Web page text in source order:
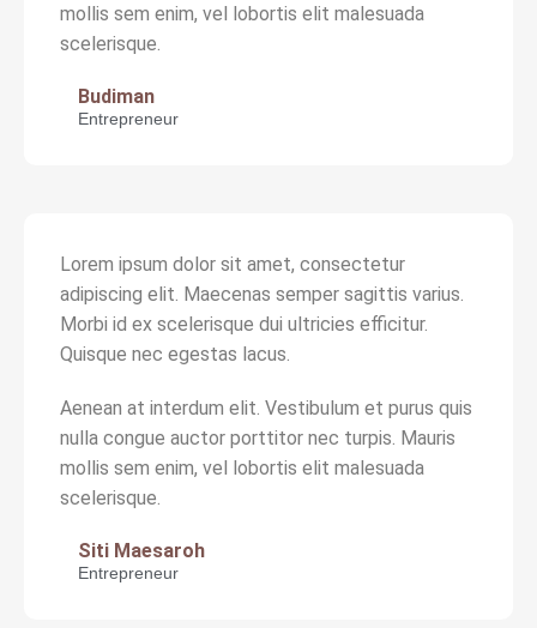
mollis sem enim, vel lobortis elit malesuada
scelerisque.
Budiman
Entrepreneur
Lorem ipsum dolor sit amet, consectetur
adipiscing elit. Maecenas semper sagittis varius.
Morbi id ex scelerisque dui ultricies efficitur.
Quisque nec egestas lacus.
Aenean at interdum elit. Vestibulum et purus quis
nulla congue auctor porttitor nec turpis. Mauris
mollis sem enim, vel lobortis elit malesuada
scelerisque.
Siti Maesaroh
Entrepreneur